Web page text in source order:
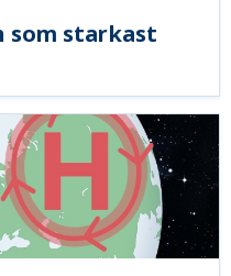
som starkast